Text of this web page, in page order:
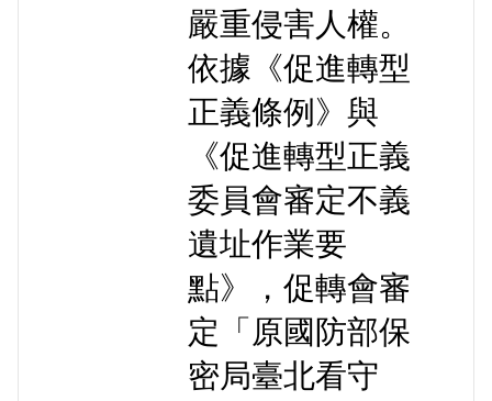
嚴重侵害人權。
依據《促進轉型
正義條例》與
《促進轉型正義
委員會審定不義
遺址作業要
點》，促轉會審
定「原國防部保
密局臺北看守